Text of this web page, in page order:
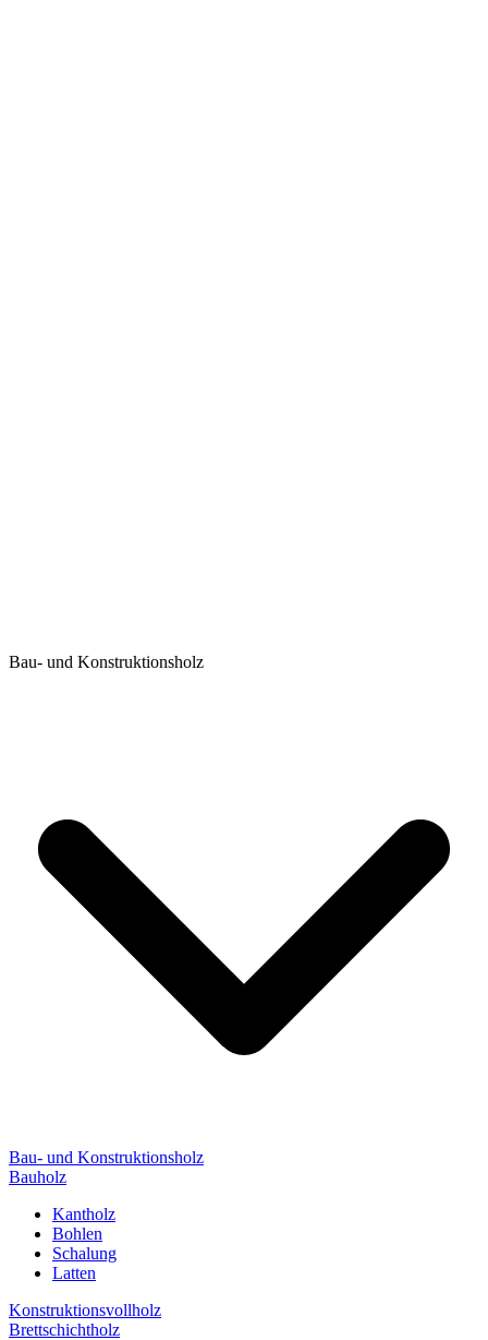
Bau- und Konstruktionsholz
Bau- und Konstruktionsholz
Bauholz
Kantholz
Bohlen
Schalung
Latten
Konstruktionsvollholz
Brettschichtholz